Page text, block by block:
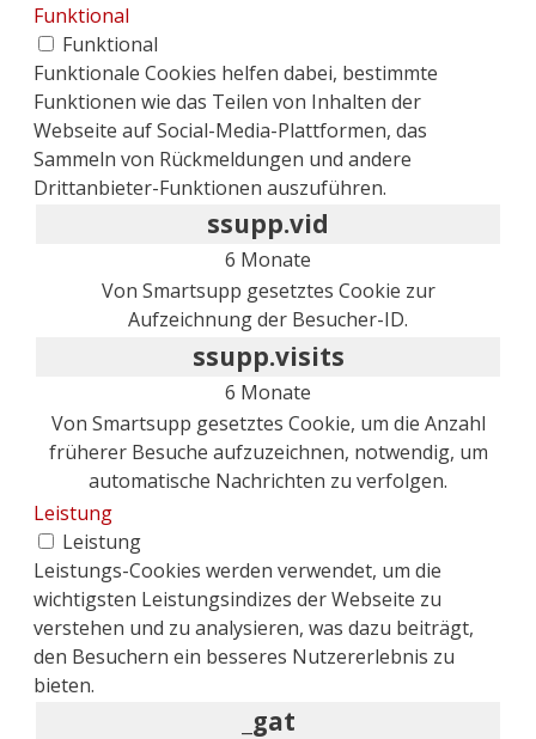
Funktional
Funktional
Funktionale Cookies helfen dabei, bestimmte
Funktionen wie das Teilen von Inhalten der
Webseite auf Social-Media-Plattformen, das
Sammeln von Rückmeldungen und andere
Drittanbieter-Funktionen auszuführen.
ssupp.vid
6 Monate
Von Smartsupp gesetztes Cookie zur
Aufzeichnung der Besucher-ID.
ssupp.visits
6 Monate
Von Smartsupp gesetztes Cookie, um die Anzahl
früherer Besuche aufzuzeichnen, notwendig, um
automatische Nachrichten zu verfolgen.
Leistung
Leistung
Leistungs-Cookies werden verwendet, um die
wichtigsten Leistungsindizes der Webseite zu
verstehen und zu analysieren, was dazu beiträgt,
den Besuchern ein besseres Nutzererlebnis zu
bieten.
_gat